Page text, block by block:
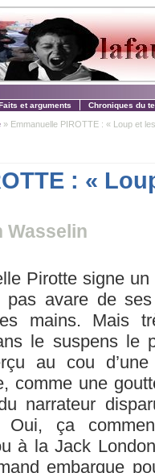
et arguments Chroniques du
» Emmanuelle PIROTTE : « Loup et
: «
Wasselin
Pirotte signe
pas avare de
mains. Mais
le suspens le
au cou
comme une
narrateur
Oui, ça
à la Jack
embarque